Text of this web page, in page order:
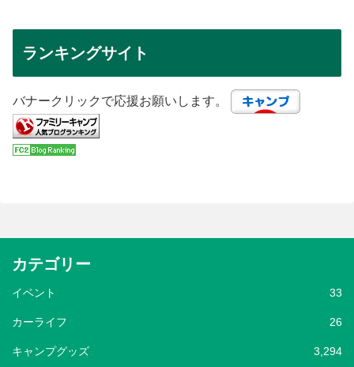
ランキングサイト
バナークリックで応援お願いします。
カテゴリー
イベント 33
カーライフ 26
キャンプグッズ 3,294